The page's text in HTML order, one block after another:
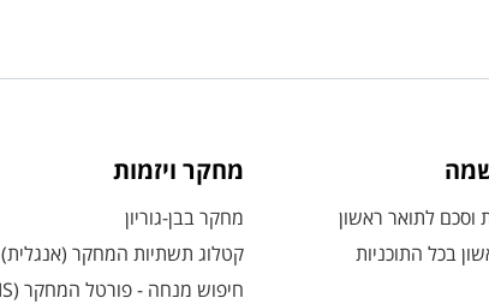
וסכם לתואר ראשון
בכל התוכניות
מחקר ויזמות
מחקר בבן-גוריון
קטלוג תשתיות המחקר (אנגלית)
חיפוש מנחה - פורטל המחקר (CRIS)